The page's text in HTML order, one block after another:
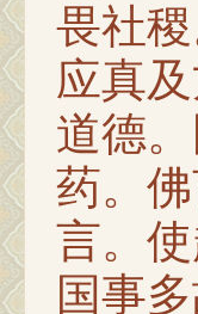
畏社
应真
道德
药。
言。
国事